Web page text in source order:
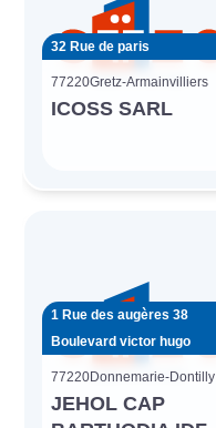
32 Rue de paris
77220Gretz-Armainvilliers
ICOSS SARL
1 Rue des augères 38
Boulevard victor hugo
77220Donnemarie-Dontilly
JEHOL CAP